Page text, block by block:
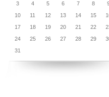
3
4 5 6 7 8
10
11 12 13 14 15
17
18 19 20 21 22
24
25 26 27 28 29
31